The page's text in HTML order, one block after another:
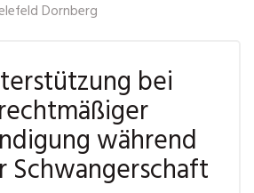
Dornberg
bei
während
Schwangerschaft